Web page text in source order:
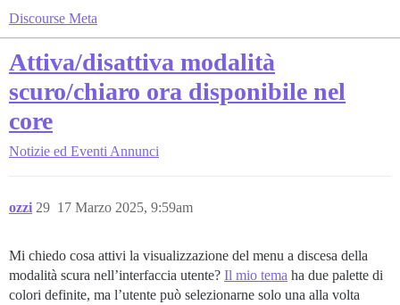
Discourse Meta
Attiva/disattiva modalità
scuro/chiaro ora disponibile nel
core
Notizie ed Eventi Annunci
ozzi 17 Marzo 2025, 9:59am
29
Mi chiedo cosa attivi la visualizzazione del menu a discesa della
modalità scura nell’interfaccia utente? Il mio tema ha due palette di
colori definite, ma l’utente può selezionarne solo una alla volta